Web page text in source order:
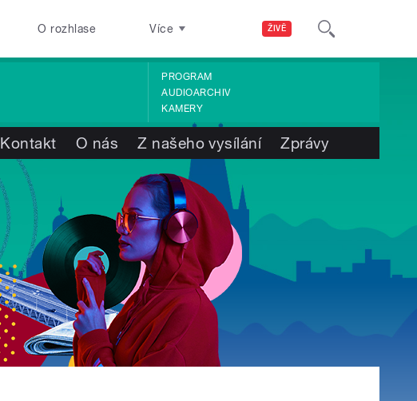
ŽIVĚ
O rozhlase Více
PROGRAM
AUDIOARCHIV
KAMERY
Kontakt O nás Z našeho vysílání Zprávy